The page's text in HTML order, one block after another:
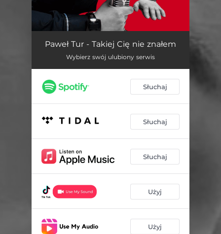
Paweł Tur - Takiej Cię nie znałem
Wybierz swój ulubiony serwis
Słuchaj
Słuchaj
Słuchaj
Użyj
Użyj